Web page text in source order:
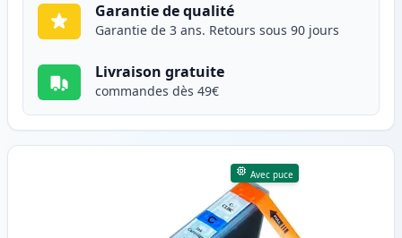
Garantie de qualité
Garantie de 3 ans. Retours sous 90 jours
Livraison gratuite
commandes dès 49€
Avec puce